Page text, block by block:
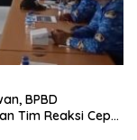
BPBD
Tim Reaksi Cepat